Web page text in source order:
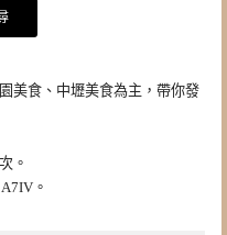
美食、中壢美食為主，帶你發
。
。